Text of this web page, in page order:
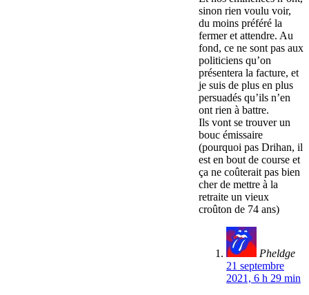
sinon rien voulu voir,
du moins préféré la
fermer et attendre. Au
fond, ce ne sont pas aux
politiciens qu’on
présentera la facture, et
je suis de plus en plus
persuadés qu’ils n’en
ont rien à battre.
Ils vont se trouver un
bouc émissaire
(pourquoi pas Drihan, il
est en bout de course et
ça ne coûterait pas bien
cher de mettre à la
retraite un vieux
croûton de 74 ans)
Pheldge
21 septembre
2021, 6 h 29 min